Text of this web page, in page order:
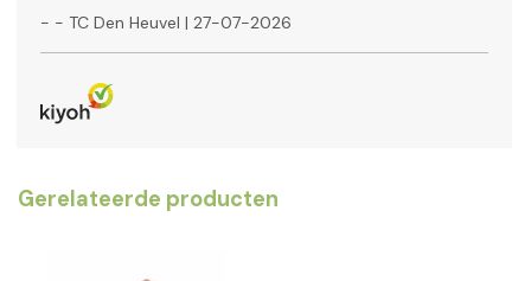
- - TC Den Heuvel | 27-07-2026
Gerelateerde producten